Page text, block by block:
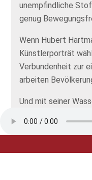
unempfindliche
genug
Wenn Hubert
Künstlerporträt
Verbundenheit zur
arbeiten
Und mit seiner
damals befand
Filiale der